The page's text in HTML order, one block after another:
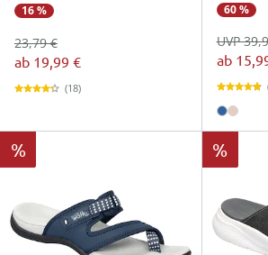
16 %
23,79 €
ab 19,99 €
(18)
60 %
ab
UVP
% %